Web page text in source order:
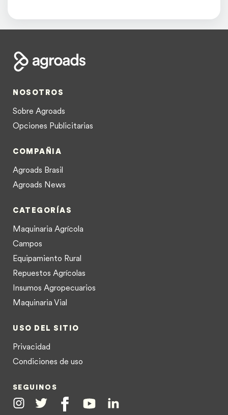
NOSOTROS
Sobre Agroads
Opciones Publicitarias
COMPAÑIA
Agroads Brasil
Agroads News
CATEGORÍAS
Maquinaria Agrícola
Campos
Equipamiento Rural
Repuestos Agrícolas
Insumos Agropecuarios
Maquinaria Vial
USO DEL SITIO
Privacidad
Condiciones de uso
SEGUINOS
InstagramTwitter FacebookYoutubeLinkedin